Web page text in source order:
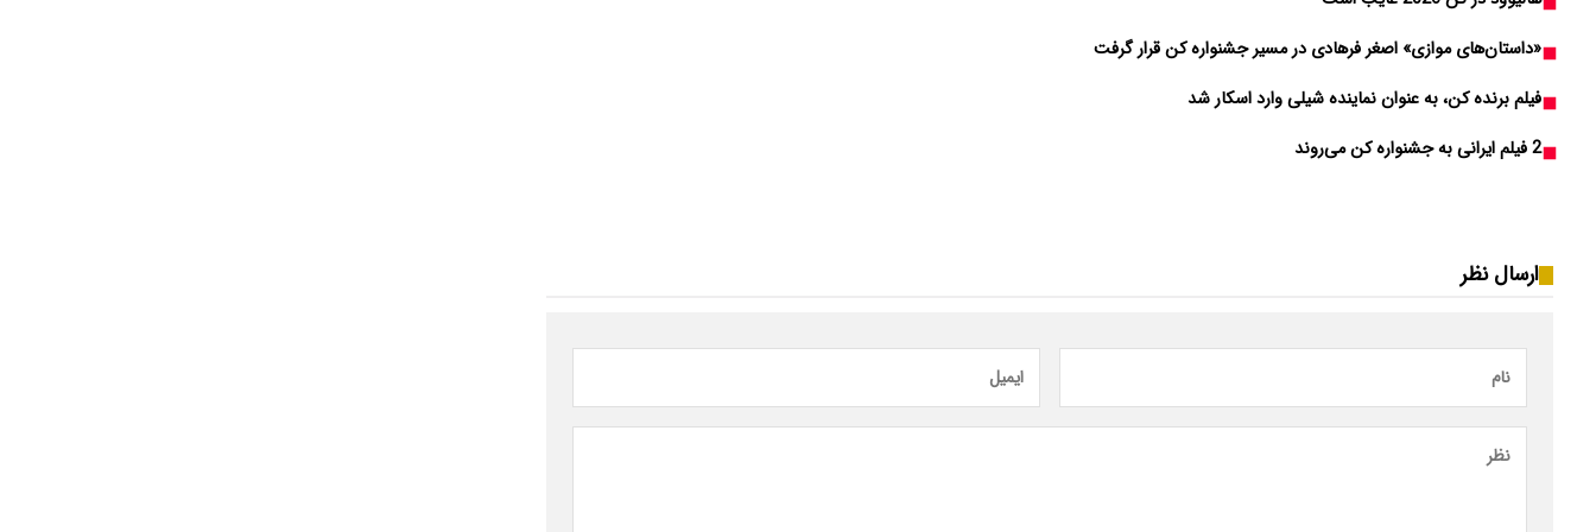
«داستان‌های موازی» اصغر فرهادی در مسیر جشنواره کن قرار گرفت
فیلم برنده کن، به عنوان نماینده شیلی وارد اسکار شد
2 فیلم ایرانی به جشنواره کن می‌روند
ارسال نظر